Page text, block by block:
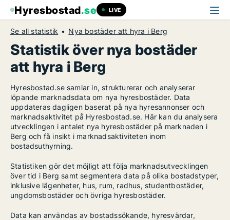
Hyresbostad.se LIVE
Se all statistik Nya bostäder att hyra i Berg
Statistik över nya bostäder
att hyra i Berg
Hyresbostad.se samlar in, strukturerar och analyserar
löpande marknadsdata om nya hyresbostäder. Data
uppdateras dagligen baserat på nya hyresannonser och
marknadsaktivitet på Hyresbostad.se. Här kan du analysera
utvecklingen i antalet nya hyresbostäder på marknaden i
Berg och få insikt i marknadsaktiviteten inom
bostadsuthyrning.
Statistiken gör det möjligt att följa marknadsutvecklingen
över tid i Berg samt segmentera data på olika bostadstyper,
inklusive lägenheter, hus, rum, radhus, studentbostäder,
ungdomsbostäder och övriga hyresbostäder.
Data kan användas av bostadssökande, hyresvärdar,